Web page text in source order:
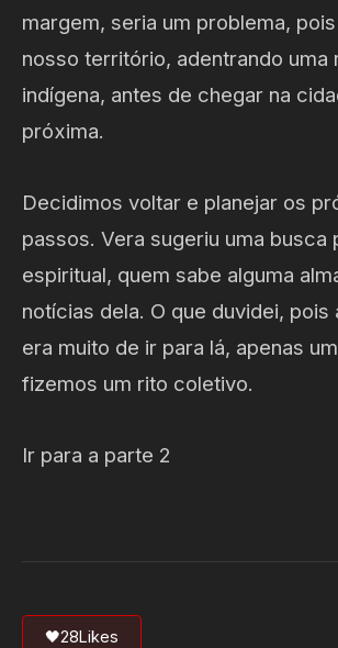
margem, seria um problema,
nosso território, adentrando uma
indígena, antes de chegar na
próxima.
Decidimos voltar e planejar os
passos. Vera sugeriu uma busca
espiritual, quem sabe alguma
notícias dela. O que duvidei, pois
era muito de ir para lá, apenas
fizemos um rito coletivo.
Ir para a parte 2
🖤28Likes